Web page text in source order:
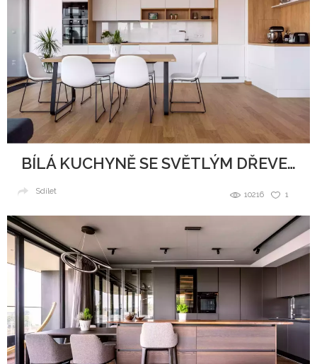
BÍLÁ KUCHYNĚ SE SVĚTLÝM DŘEVEM
1
10216
Sdílet